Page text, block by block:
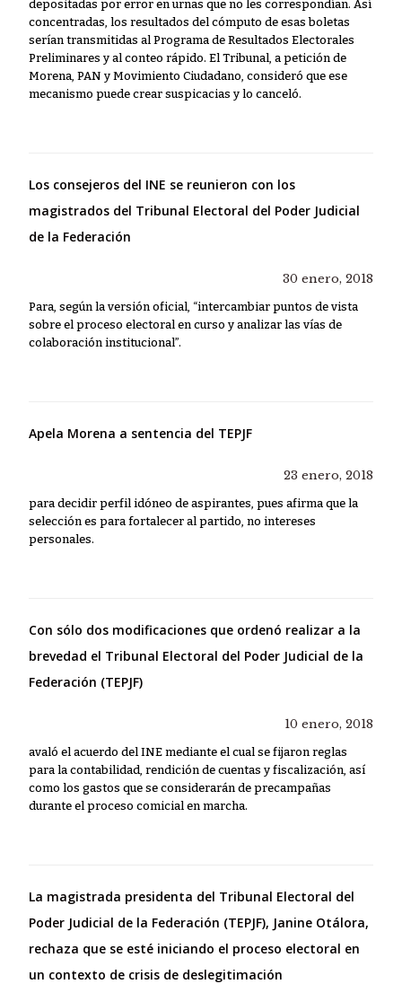
depositadas por error en urnas que no les correspondían. Así
concentradas, los resultados del cómputo de esas boletas
serían transmitidas al Programa de Resultados Electorales
Preliminares y al conteo rápido. El Tribunal, a petición de
Morena, PAN y Movimiento Ciudadano, consideró que ese
mecanismo puede crear suspicacias y lo canceló.
Los consejeros del INE se reunieron con los
magistrados del Tribunal Electoral del Poder Judicial
de la Federación
30 enero, 2018
Para, según la versión oficial, “intercambiar puntos de vista
sobre el proceso electoral en curso y analizar las vías de
colaboración institucional”.
Apela Morena a sentencia del TEPJF
23 enero, 2018
para decidir perfil idóneo de aspirantes, pues afirma que la
selección es para fortalecer al partido, no intereses
personales.
Con sólo dos modificaciones que ordenó realizar a la
brevedad el Tribunal Electoral del Poder Judicial de la
Federación (TEPJF)
10 enero, 2018
avaló el acuerdo del INE mediante el cual se fijaron reglas
para la contabilidad, rendición de cuentas y fiscalización, así
como los gastos que se considerarán de precampañas
durante el proceso comicial en marcha.
La magistrada presidenta del Tribunal Electoral del
Poder Judicial de la Federación (TEPJF), Janine Otálora,
rechaza que se esté iniciando el proceso electoral en
un contexto de crisis de deslegitimación